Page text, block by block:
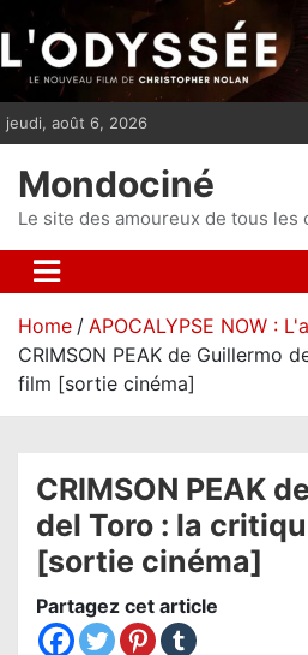
i
p
t
n
jeudi, août 6, 2026
Mondociné
Le site des amoureux de tous les
Home
APOCALYPSE NOW :
CRIMSON PEAK de Guillermo
film [sortie cinéma]
CRIMSON PEAK
del Toro : la
[sortie cinéma]
Partagez cet article